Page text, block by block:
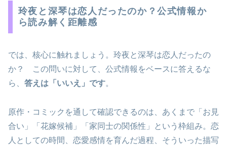
玲夜と深琴は恋人だったのか？公式情報か
ら読み解く距離感
では、核心に触れましょう。玲夜と深琴は恋人だったの
か？ この問いに対して、公式情報をベースに答えるな
ら、 答えは「いいえ」です。
原作・コミックを通して確認できるのは、あくまで「お見
合い」「花嫁候補」「家同士の関係性」という枠組み。恋
人としての時間、恋愛感情を育んだ過程、そういった描写